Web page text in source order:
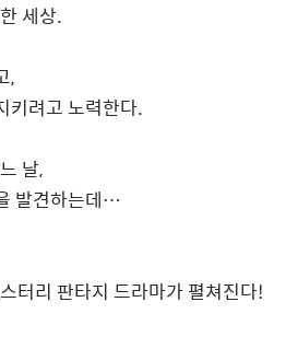
세상.
,
키려고 노력한다.
날,
발견하는데…
터리 판타지 드라마가 펼쳐진다!